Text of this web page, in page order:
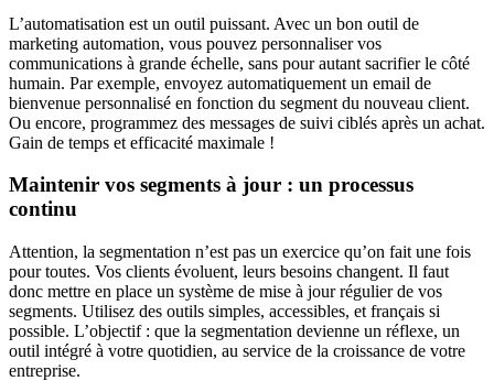
L’automatisation est un outil puissant. Avec un bon outil de
marketing automation, vous pouvez personnaliser vos
communications à grande échelle, sans pour autant sacrifier le côté
humain. Par exemple, envoyez automatiquement un email de
bienvenue personnalisé en fonction du segment du nouveau client.
Ou encore, programmez des messages de suivi ciblés après un achat.
Gain de temps et efficacité maximale !
Maintenir vos segments à jour : un processus
continu
Attention, la segmentation n’est pas un exercice qu’on fait une fois
pour toutes. Vos clients évoluent, leurs besoins changent. Il faut
donc mettre en place un système de mise à jour régulier de vos
segments. Utilisez des outils simples, accessibles, et français si
possible. L’objectif : que la segmentation devienne un réflexe, un
outil intégré à votre quotidien, au service de la croissance de votre
entreprise.